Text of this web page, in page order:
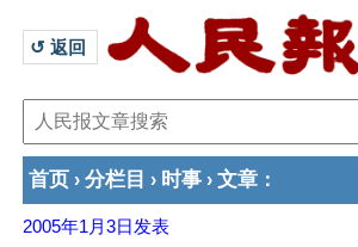
↺ 返回
首页 › 分栏目 › 时事 › 文章 ：
2005年1月3日 发表